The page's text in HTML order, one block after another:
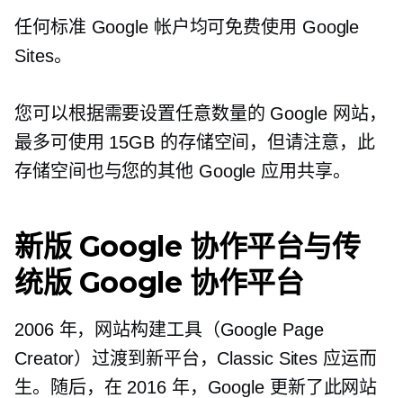
任何标准 Google 帐户均可免费使用 Google
Sites。
您可以根据需要设置任意数量的 Google 网站，
最多可使用 15GB 的存储空间，但请注意，此
存储空间也与您的其他 Google 应用共享。
新版 Google 协作平台与传
统版 Google 协作平台
2006 年，网站构建工具（Google Page
Creator）过渡到新平台，Classic Sites 应运而
生。随后，在 2016 年，Google 更新了此网站